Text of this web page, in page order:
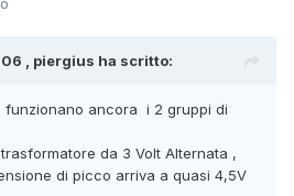
, piergius ha scritto:
funzionano ancora i 2 gruppi di
da 3 Volt Alternata ,
di picco arriva a quasi 4,5V